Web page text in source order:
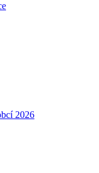
2026